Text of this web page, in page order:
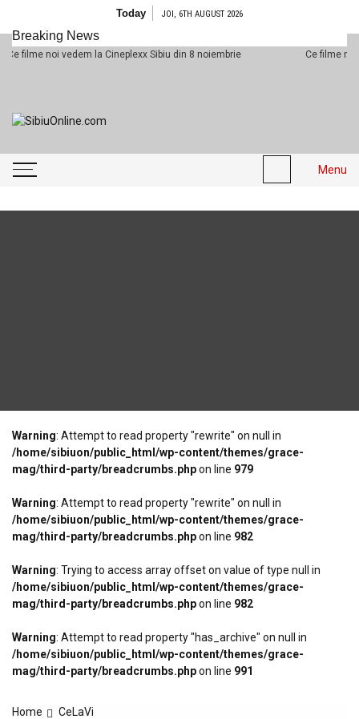
Today JOI, 6TH AUGUST 2026
Breaking News
noi vedem la Cineplexx Sibiu din 8 noiembrie Ce filme noi
Sibiu!!!
Menu
Warning: Attempt to read property "rewrite" on null in
/home/sibiuon/public_html/wp-content/themes/grace-
mag/third-party/breadcrumbs.phpon line 979
Warning: Attempt to read property "rewrite" on null in
/home/sibiuon/public_html/wp-content/themes/grace-
mag/third-party/breadcrumbs.phpon line 982
Warning: Trying to access array offset on value of type null in
/home/sibiuon/public_html/wp-content/themes/grace-
mag/third-party/breadcrumbs.phpon line 982
Warning: Attempt to read property "has_archive" on null in
/home/sibiuon/public_html/wp-content/themes/grace-
mag/third-party/breadcrumbs.phpon line 991
Home CeLaVi